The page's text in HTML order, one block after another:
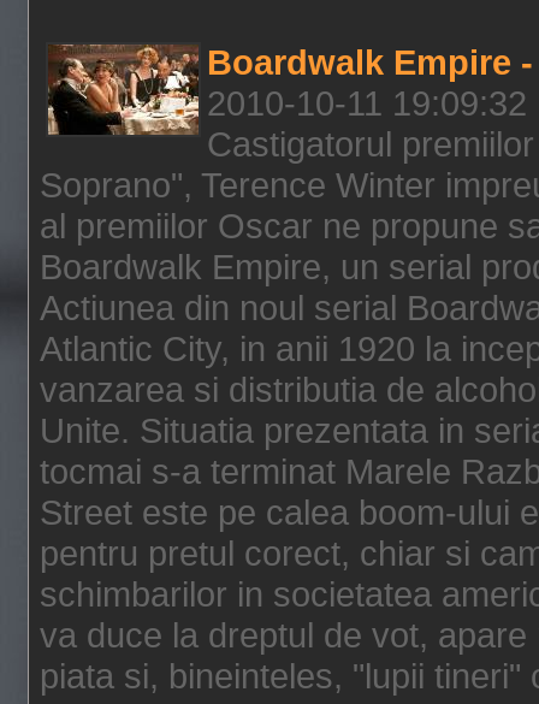
Boardwalk Empire
2010-10-11 19:09:32
Castigatorul
Soprano", Terence Winter
al premiilor Oscar ne propune
Boardwalk Empire, un serial
Actiunea din noul serial
Atlantic City, in anii 1920 la
vanzarea si distributia de
Unite. Situatia prezentata in
tocmai s-a terminat Marele
Street este pe calea boom-ului
pentru pretul corect, chiar si
schimbarilor in societatea
va duce la dreptul de vot,
piata si, bineinteles, "lupii